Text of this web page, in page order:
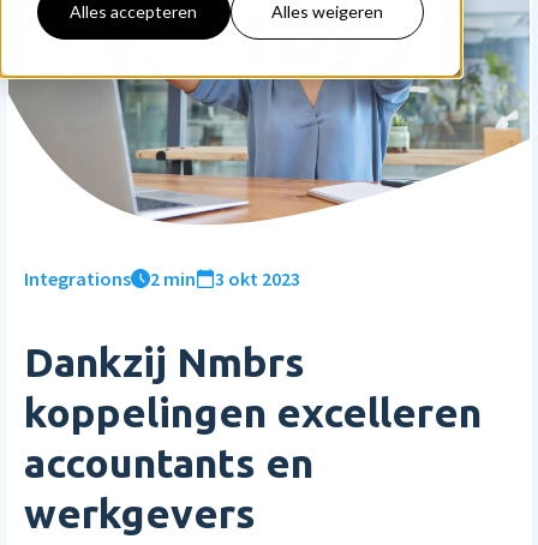
Alles accepteren Alles weigeren
Voor bedrijven
Voor accountants
Employee Self Service
Inloggen
Features
Declaraties
HR dashboards
HR workflows
Verlofregistratie
Meer HR features »
Salaris
AI Assistant NIEUW
Prijzen
Voor bedrijven
Voor accountants
Starten met Nmbrs
Ontdek
Resources
Bibliotheek
Klantverhalen
Careers
Neem contact op
Contact
Login
Nederlands
English
Sverige
Plan een demo
Integrations 2 min 3 okt 2023
Dankzij Nmbrs
koppelingen excelleren
accountants en
werkgevers